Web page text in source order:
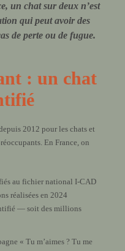
un chat sur deux n’est
qui peut avoir des
de perte ou de fugue.
: un chat
2012 pour les chats et
En France, on
au fichier national I-CAD
réalisées en 2024
— soit des millions
« Tu m’aimes ? Tu me